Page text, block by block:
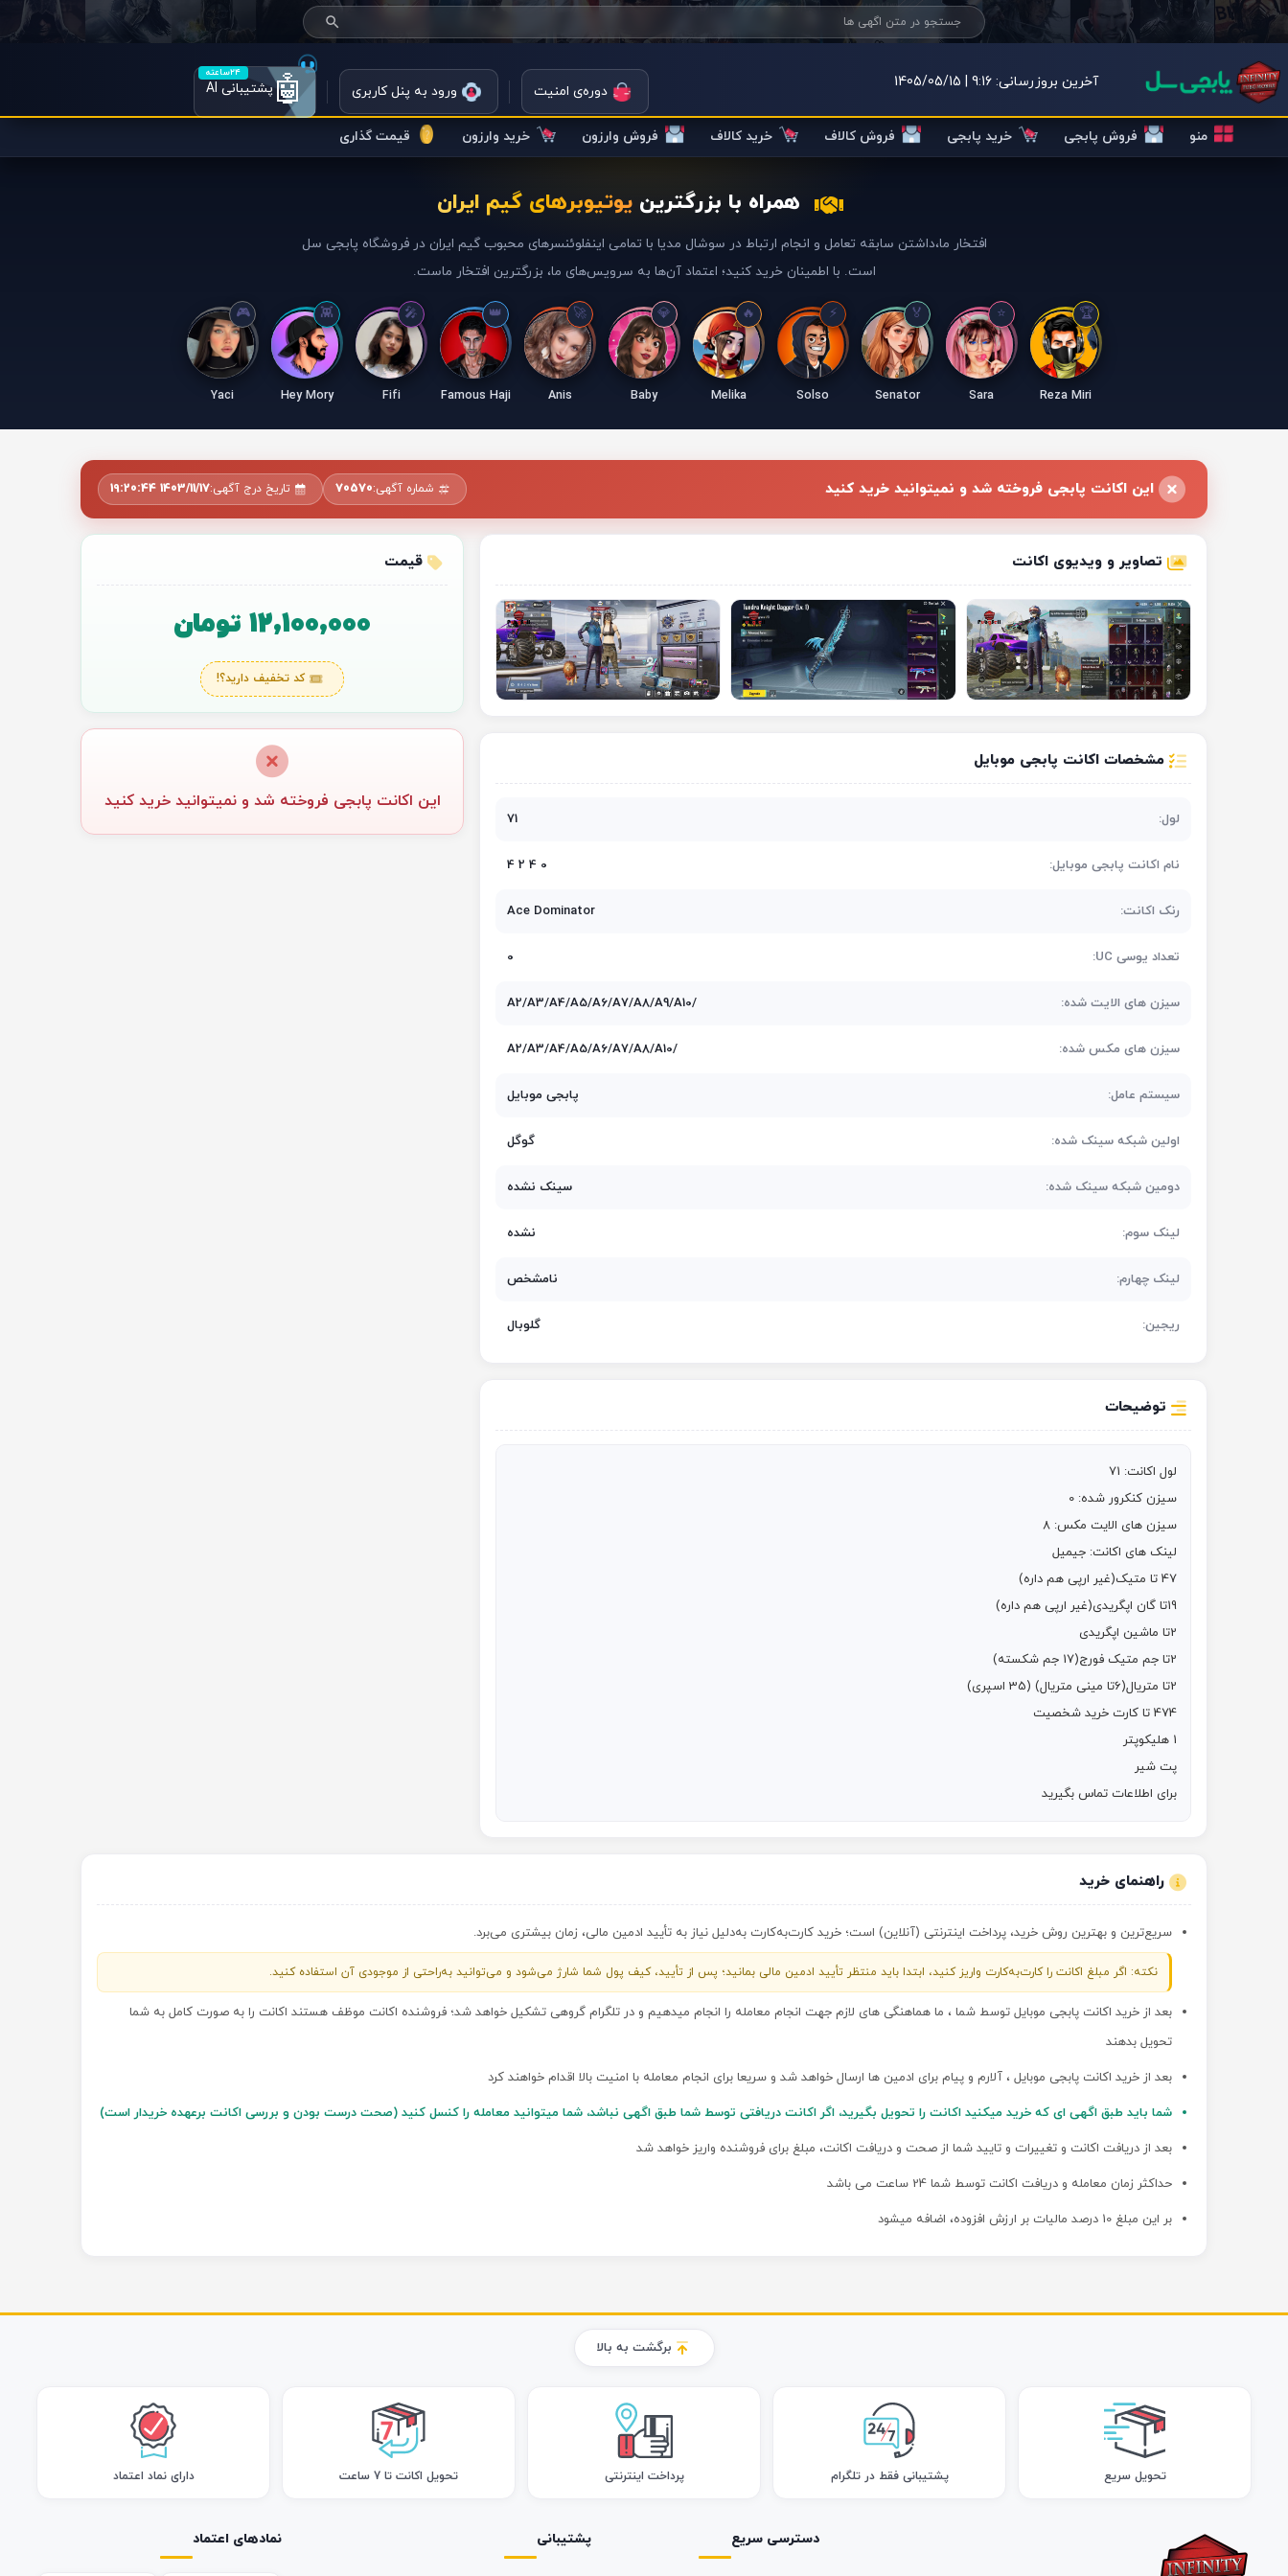
آخرین بروزرسانی: 9:16 | 1405/05/15
دوره‌ی امنیت ورود به پنل کاربری
۲۴ساعته 🤖پشتیبانی AI
منو فروش پابجی خرید پابجی فروش کالاف خرید کالاف فروش وارزون خرید وارزون قیمت گذاری
همراه با بزرگترین یوتیوبرهای گیم ایران
افتخار ما،داشتن سابقه تعامل و انجام ارتباط در سوشال مدیا با تمامی اینفلوئنسرهای محبوب گیم ایران در فروشگاه پابجی سل
است. با اطمینان خرید کنید؛ اعتماد آن‌ها به سرویس‌های ما، بزرگترین افتخار ماست.
Reza Miri
Sara
Senator
Solso
Melika
Baby
Anis
Famous Haji
Fifi
Hey Mory
Yaci
این اکانت پابجی فروخته شد و نمیتوانید خرید کنید شماره آگهی:70570 تاریخ درج آگهی:1403/11/17 19:20:44
تصاویر و ویدیوی اکانت
مشخصات اکانت پابجی موبایل
لول: 71
نام اکانت پابجی موبایل: 0 4 2 4
رنک اکانت: Ace Dominator
تعداد یوسی UC: 0
سیزن های الایت شده: A2/A3/A4/A5/A6/A7/A8/A9/A10/
سیزن های مکس شده: A2/A3/A4/A5/A6/A7/A8/A10/
سیستم عامل: پابجی موبایل
اولین شبکه سینک شده: گوگل
دومین شبکه سینک شده: سینک نشده
لینک سوم: نشده
لینک چهارم: نامشخص
ریجین: گلوبال
توضیحات
برای اطلاعات تماس بگیرید
قیمت
12,100,000 تومان
کد تخفیف دارید؟!
این اکانت پابجی فروخته شد و نمیتوانید خرید کنید
راهنمای خرید
سریع‌ترین و بهترین روش خرید، پرداخت اینترنتی (آنلاین) است؛ خرید کارت‌به‌کارت به‌دلیل نیاز به تأیید ادمین مالی، زمان بیشتری می‌برد.
نکته: اگر مبلغ اکانت را کارت‌به‌کارت واریز کنید، ابتدا باید منتظر تأیید ادمین مالی بمانید؛ پس از تأیید، کیف پول شما شارژ می‌شود و می‌توانید به‌راحتی از موجودی آن استفاده کنید.
بعد از خرید اکانت پابجی موبایل توسط شما ، ما هماهنگی های لازم جهت انجام معامله را انجام میدهیم و در تلگرام گروهی تشکیل خواهد شد؛ فروشنده اکانت موظف هستند اکانت را به صورت کامل به شما
تحویل بدهند
بعد از خرید اکانت پابجی موبایل ، آلارم و پیام برای ادمین ها ارسال خواهد شد و سریعا برای انجام معامله با امنیت بالا اقدام خواهند کرد
شما باید طبق اگهی ای که خرید میکنید اکانت را تحویل بگیرید، اگر اکانت دریافتی توسط شما طبق اگهی نباشد، شما میتوانید معامله را کنسل کنید (صحت درست بودن و بررسی اکانت برعهده خریدار است)
بعد از دریافت اکانت و تغییرات و تایید شما از صحت و دریافت اکانت، مبلغ برای فروشنده واریز خواهد شد
حداکثر زمان معامله و دریافت اکانت توسط شما 24 ساعت می باشد
بر این مبلغ 10 درصد مالیات بر ارزش افزوده، اضافه میشود
برگشت به بالا
تحویل سریع پشتیبانی فقط در تلگرام پرداخت اینترنتی تحویل اکانت تا 7 ساعت دارای نماد اعتماد
دسترسی سریع پشتیبانی نمادهای اعتماد